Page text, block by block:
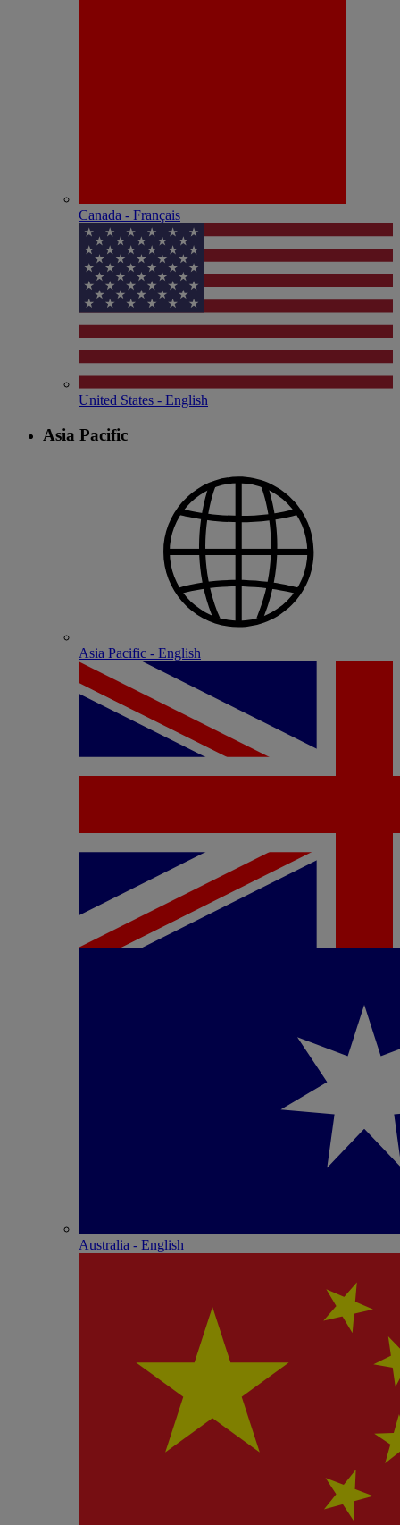
Canada - Français
United States - English
Asia Pacific
Asia Pacific - English
Australia - English